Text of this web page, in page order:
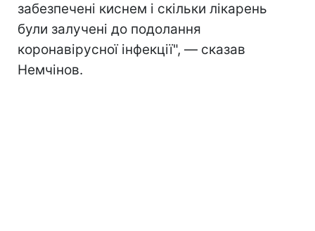
забезпечені киснем і скільки лікарень
були залучені до подолання
коронавірусної інфекції", — сказав
Немчінов.